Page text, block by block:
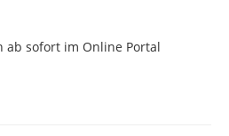
ab sofort im Online Portal